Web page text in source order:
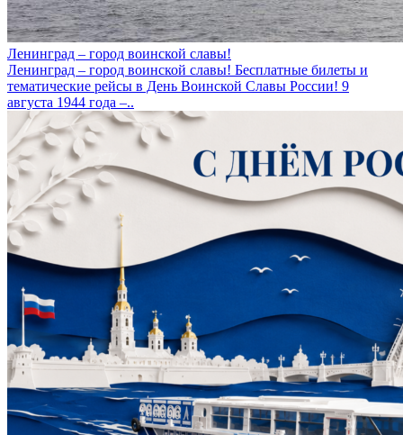
Ленинград – город воинской славы!
Ленинград – город воинской славы! Бесплатные билеты и
тематические рейсы в День Воинской Славы России! 9
августа 1944 года –..